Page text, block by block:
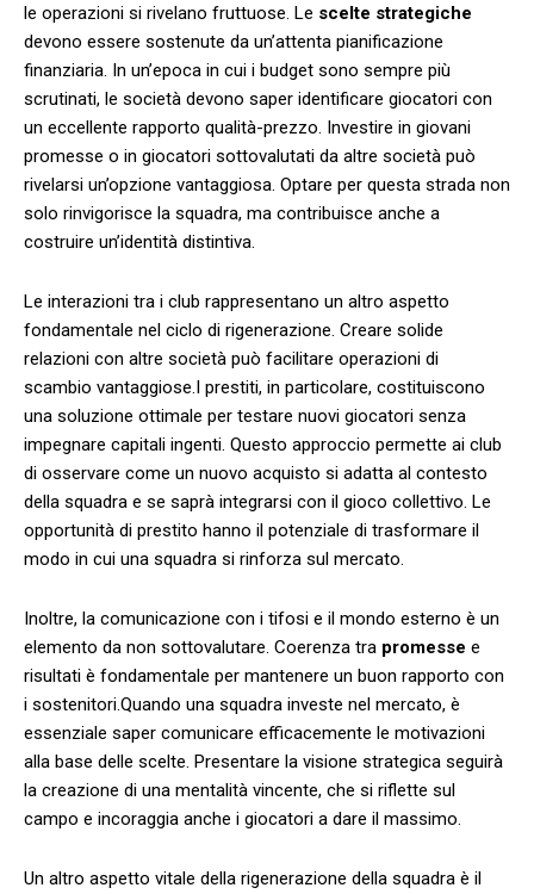
le operazioni si rivelano fruttuose. Le scelte strategiche
devono essere sostenute da un’attenta pianificazione
finanziaria. In un’epoca in cui i budget sono sempre più
scrutinati, le società ‍devono saper identificare giocatori con
un ​eccellente rapporto qualità-prezzo.​ Investire in giovani
promesse o in ⁢giocatori sottovalutati da altre società‌ può
rivelarsi un’opzione⁤ vantaggiosa. Optare per‍ questa strada non‌
solo rinvigorisce la squadra, ma contribuisce‌ anche a
costruire un’identità⁢ distintiva.
Le interazioni‍ tra i club rappresentano un altro ‌aspetto
fondamentale nel ciclo di rigenerazione. Creare ⁣solide
relazioni con altre società può facilitare operazioni di
scambio vantaggiose.I prestiti, in particolare, costituiscono
una soluzione ottimale per testare nuovi giocatori senza
impegnare capitali ingenti. ⁤Questo approccio permette ai club
di osservare come ⁤un nuovo acquisto si adatta al contesto
della squadra e se saprà integrarsi con il gioco collettivo. Le
opportunità di prestito hanno il potenziale di ‌trasformare il
modo in cui una squadra si rinforza⁣ sul mercato.
Inoltre, la comunicazione con ⁣i tifosi e il mondo esterno è⁢ un
elemento da non sottovalutare.​ Coerenza tra promesse e
risultati è⁣ fondamentale per mantenere un buon rapporto con
i sostenitori.Quando una squadra‌ investe⁢ nel mercato, ⁢è
essenziale saper comunicare efficacemente le motivazioni
‌alla base delle scelte. Presentare la visione strategica‍ seguirà
la creazione di una mentalità vincente, che si ⁤riflette⁤ sul
campo e incoraggia anche i giocatori a dare il massimo.
Un altro aspetto vitale della rigenerazione della squadra ‌è‌ il